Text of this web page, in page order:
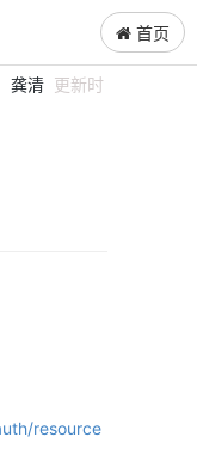
首页
龚清 更新时
resource